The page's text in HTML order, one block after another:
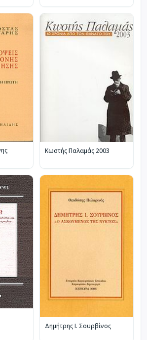
Κωστής Παλαμάς 2003
Δημήτρης Ι. Σουρβίνος